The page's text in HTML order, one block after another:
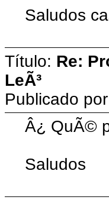
Saludos
Título: Re:
LeÃ³
Publicado
Â¿ QuÃ©
Saludos